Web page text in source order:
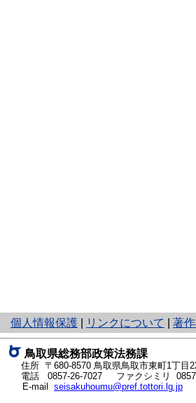
個人情報保護
と
り
ネ
ッ
ト
へ
リンクについて 著
鳥取県総務部政策法務課
住所 〒680-8570 鳥取県鳥取市東町1丁目
電話 0857-26-7027
ファクシミリ
E-mail seisakuhoumu@pref.tottori.lg.jp